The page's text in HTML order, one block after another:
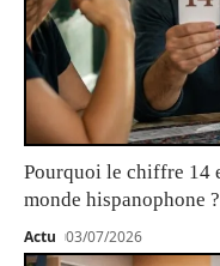
Pourquoi le chiffre 14
monde hispanophone ?
Actu 03/07/2026